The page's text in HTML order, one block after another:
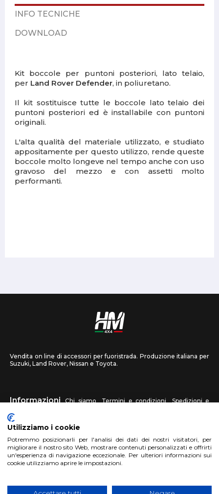
INFO TECNICHE
DOWNLOAD
Kit boccole per puntoni posteriori, lato telaio,
per Land Rover Defender, in poliuretano.
Il kit sostituisce tutte le boccole lato telaio dei
puntoni posteriori ed è installabile con puntoni
originali.
L'alta qualità del materiale utilizzato, e studiato
appositamente per questo utilizzo, rende queste
boccole molto longeve nel tempo anche con uso
gravoso del mezzo e con assetti molto
performanti.
Vendita on line di accessori per fuoristrada. Produzione italiana per
Suzuki, Land Rover, Nissan e Toyota.
Informazioni Chi siamo Termini e condizioni
Spedizioni e
recessi
HM4X4 FAQ Centri assistenza Invia una foto
Account Registrati Accedi
Utilizziamo i cookie
Potremmo posizionarli per l'analisi dei dati dei nostri visitatori, per
migliorare il nostro sito Web, mostrare contenuti personalizzati e offrirti
un'esperienza di navigazione eccezionale. Per ulteriori informazioni sui
cookie utilizziamo aprire le impostazioni.